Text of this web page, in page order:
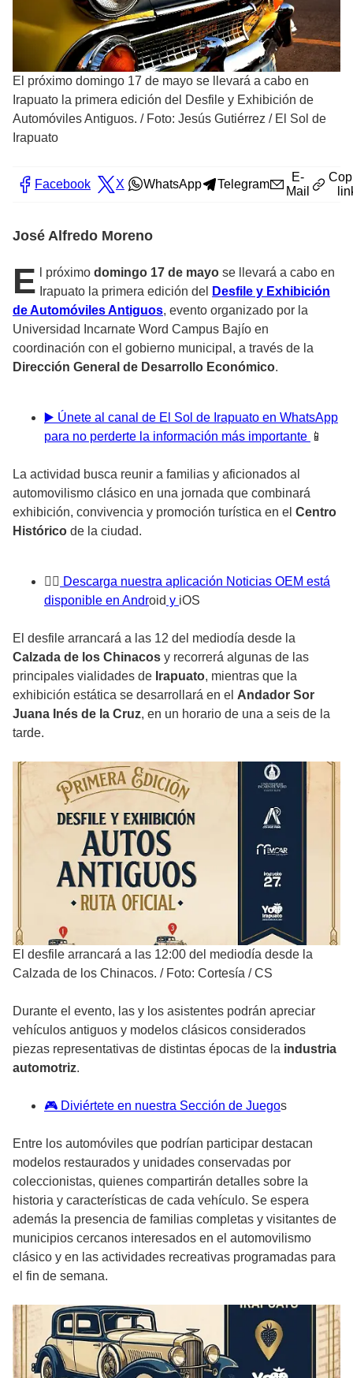
El próximo domingo 17 de mayo se llevará a cabo en
Irapuato la primera edición del Desfile y Exhibición de
Automóviles Antiguos. / Foto: Jesús Gutiérrez / El Sol de
Irapuato
Facebook X WhatsApp Telegram
E-
Mail
José Alfredo Moreno
E l próximo domingo 17 de mayo se llevará a cabo en
Irapuato la primera edición del
Desfile y Exhibición
de Automóviles Antiguos, evento organizado por la
Universidad Incarnate Word Campus Bajío en
coordinación con el gobierno municipal, a través de la
Dirección General de Desarrollo Económico.
▶️ Únete al canal de El Sol de Irapuato en WhatsApp
para no perderte la información más importante 📱
La actividad busca reunir a familias y aficionados al
automovilismo clásico en una jornada que combinará
exhibición, convivencia y promoción turística en el Centro
Histórico de la ciudad.
👉 🏼 Descarga nuestra aplicación Noticias OEM está
disponible en Android y iOS
El desfile arrancará a las 12 del mediodía desde la
Calzada de los Chinacos y recorrerá algunas de las
principales vialidades de Irapuato, mientras que la
exhibición estática se desarrollará en el Andador Sor
Juana Inés de la Cruz, en un horario de una a seis de la
tarde.
El desfile arrancará a las 12:00 del mediodía desde la
Calzada de los Chinacos. / Foto: Cortesía / CS
Durante el evento, las y los asistentes podrán apreciar
vehículos antiguos y modelos clásicos considerados
piezas representativas de distintas épocas de la industria
automotriz.
🎮 Diviértete en nuestra Sección de Juegos
Entre los automóviles que podrían participar destacan
modelos restaurados y unidades conservadas por
coleccionistas, quienes compartirán detalles sobre la
historia y características de cada vehículo. Se espera
además la presencia de familias completas y visitantes de
municipios cercanos interesados en el automovilismo
clásico y en las actividades recreativas programadas para
el fin de semana.